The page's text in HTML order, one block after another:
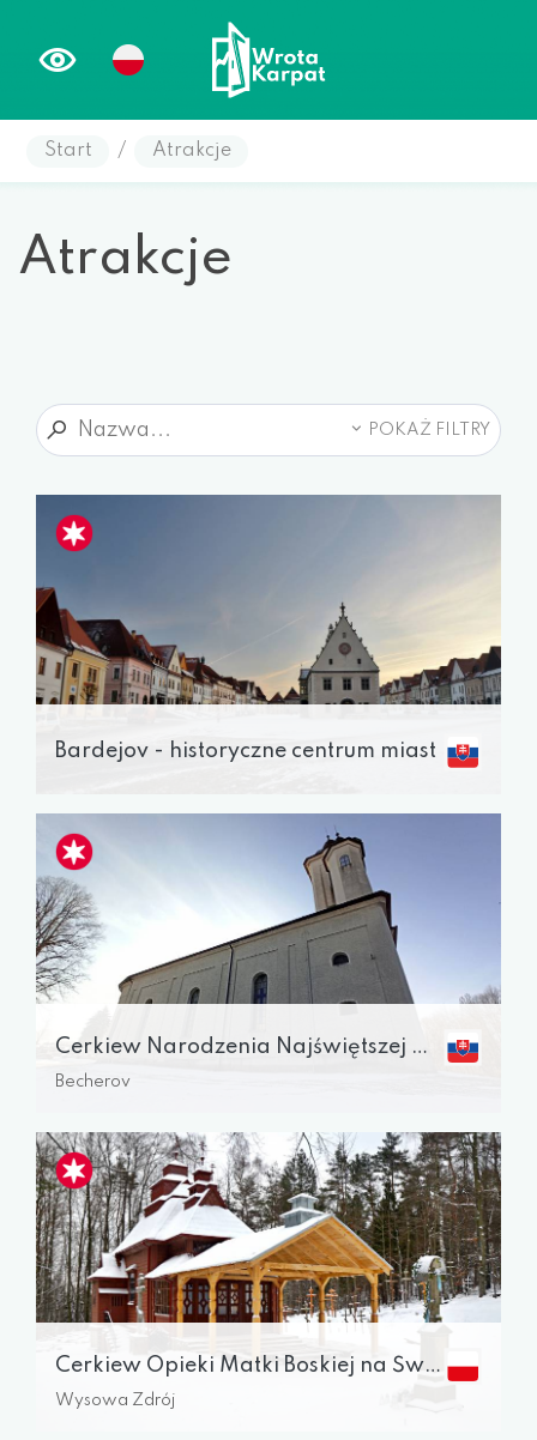
Start / Atrakcje
Atrakcje
POKAŻ FILTRY
Bardejov - historyczne centrum miast
Cerkiew Narodzenia Najświętszej Maryi Panny
Becherov
Cerkiew Opieki Matki Boskiej na Świętej Górze Jawor
Wysowa Zdrój